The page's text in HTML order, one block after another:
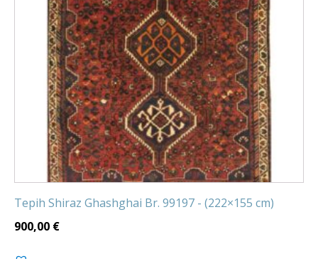
Tepih Shiraz Ghashghai Br. 99197 - (222×155 cm)
900,00 €